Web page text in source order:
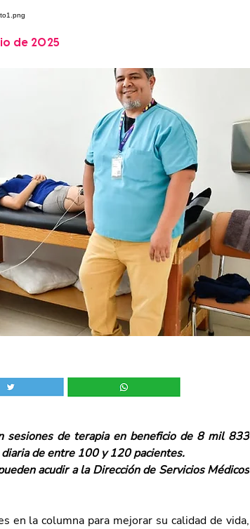
de 2025
sesiones de terapia en beneficio de 8 mil 833
de entre 100 y 120 pacientes.
acudir a la Dirección de Servicios Médicos
en la columna para mejorar su calidad de vida,